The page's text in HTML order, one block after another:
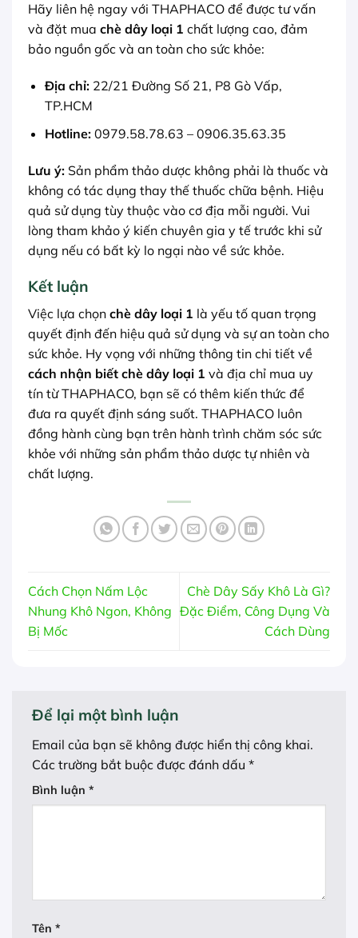
Hãy liên hệ ngay với THAPHACO để được tư vấn
và đặt mua chè dây loại 1 chất lượng cao, đảm
bảo nguồn gốc và an toàn cho sức khỏe:
Địa chỉ:22/21 Đường Số 21, P8 Gò Vấp,
TP.HCM
Hotline:0979.58.78.63 – 0906.35.63.35
Lưu ý: Sản phẩm thảo dược không phải là thuốc và
không có tác dụng thay thế thuốc chữa bệnh. Hiệu
quả sử dụng tùy thuộc vào cơ địa mỗi người. Vui
lòng tham khảo ý kiến chuyên gia y tế trước khi sử
dụng nếu có bất kỳ lo ngại nào về sức khỏe.
Kết luận
Việc lựa chọn chè dây loại 1 là yếu tố quan trọng
quyết định đến hiệu quả sử dụng và sự an toàn cho
sức khỏe. Hy vọng với những thông tin chi tiết về
cách nhận biết chè dây loại 1 và địa chỉ mua uy
tín từ THAPHACO, bạn sẽ có thêm kiến thức để
đưa ra quyết định sáng suốt. THAPHACO luôn
đồng hành cùng bạn trên hành trình chăm sóc sức
khỏe với những sản phẩm thảo dược tự nhiên và
chất lượng.
Cách Chọn Nấm Lộc
Nhung Khô Ngon, Không
Bị Mốc
Chè Dây Sấy Khô Là Gì?
Đặc Điểm, Công Dụng Và
Cách Dùng
Để lại một bình luận
Email của bạn sẽ không được hiển thị công khai.
Các trường bắt buộc được đánh dấu *
Bình luận *
Tên *